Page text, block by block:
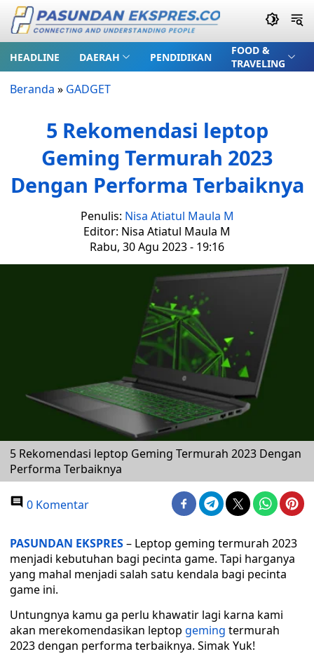
HEADLINE DAERAH PENDIDIKAN
FOOD &
TRAVELING
Beranda » GADGET
5 Rekomendasi leptop
Geming Termurah 2023
Dengan Performa Terbaiknya
Penulis: Nisa Atiatul Maula M
Editor: Nisa Atiatul Maula M
Rabu, 30 Agu 2023 - 19:16
5 Rekomendasi leptop Geming Termurah 2023 Dengan
Performa Terbaiknya
0 Komentar
PASUNDAN EKSPRES– Leptop geming termurah 2023
menjadi kebutuhan bagi pecinta game. Tapi harganya
yang mahal menjadi salah satu kendala bagi pecinta
game ini.
Untungnya kamu ga perlu khawatir lagi karna kami
akan merekomendasikan leptop geming termurah
2023 dengan performa terbaiknya. Simak Yuk!